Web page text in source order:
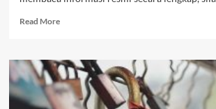
Read MoreRead
Kedutaan
Besar
AS
Jakarta